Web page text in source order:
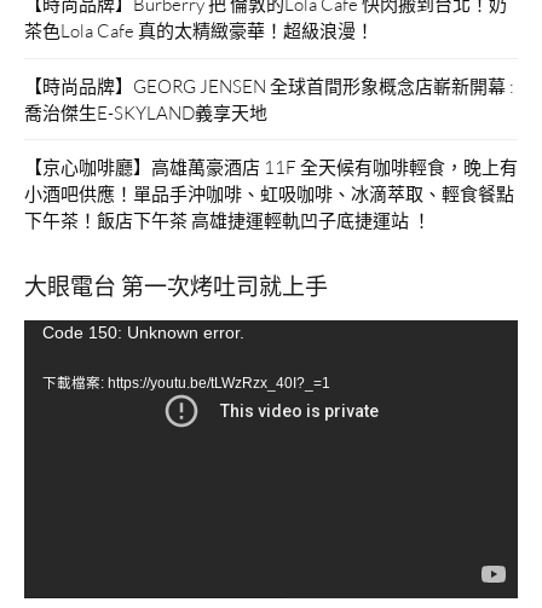
茶色Lola Cafe 真的太精緻豪華！超級浪漫！
【時尚品牌】GEORG JENSEN 全球首間形象概念店嶄新開幕 :
喬治傑生E-SKYLAND義享天地
【京心咖啡廳】高雄萬豪酒店 11F 全天候有咖啡輕食，晚上有
小酒吧供應！單品手沖咖啡、虹吸咖啡、冰滴萃取、輕食餐點
下午茶！飯店下午茶 高雄捷運輕軌凹子底捷運站 ！
大眼電台 第一次烤吐司就上手
視Code 150: Unknown error.
下載檔案: https://youtu.be/tLWzRzx_40I?_=1